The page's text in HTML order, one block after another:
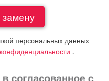
персональных данных
.
в согласованное с